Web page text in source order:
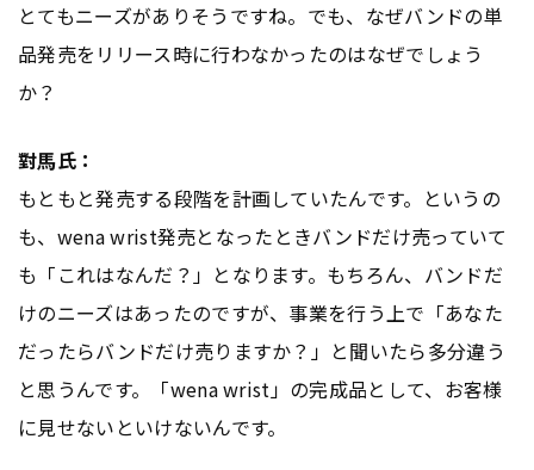
とてもニーズがありそうですね。でも、なぜバンドの単
品発売をリリース時に行わなかったのはなぜでしょう
か？
對馬氏：
もともと発売する段階を計画していたんです。というの
も、wena wrist発売となったときバンドだけ売っていて
も「これはなんだ？」となります。もちろん、バンドだ
けのニーズはあったのですが、事業を行う上で「あなた
だったらバンドだけ売りますか？」と聞いたら多分違う
と思うんです。「wena wrist」の完成品として、お客様
に見せないといけないんです。